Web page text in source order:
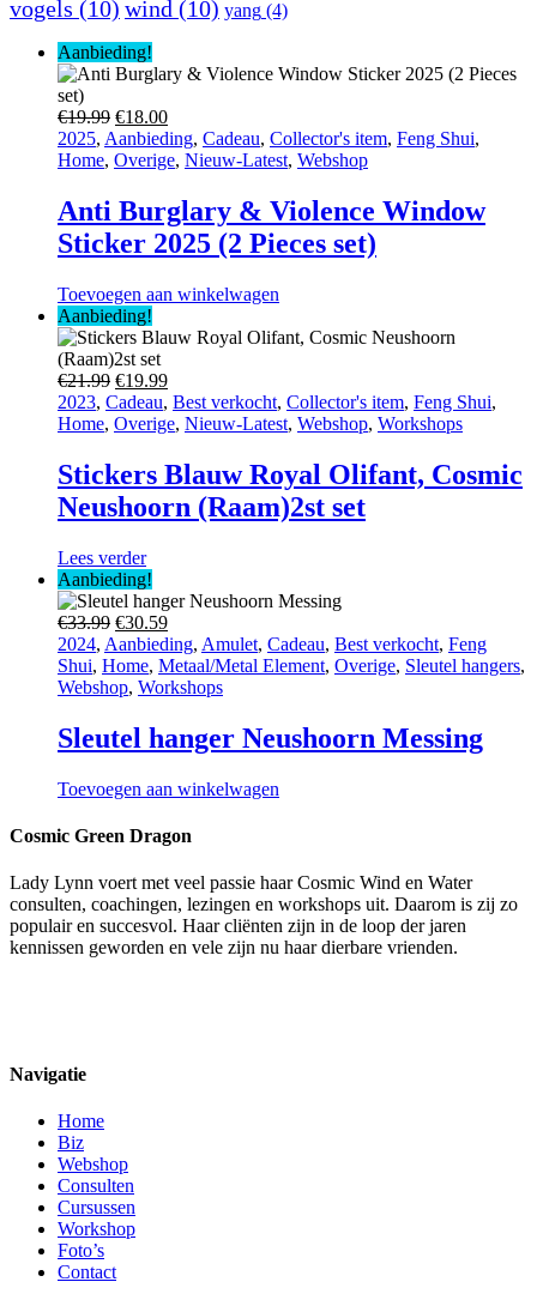
vogels (10) wind (10) yang (4)
Aanbieding!
€19.99 Oorspronkelijke
prijs
was:
€18.00Huidige
prijs
is:
2025, Aanbieding, Cadeau, Collector's item, Feng Shui,
Home, Overige, Nieuw-Latest, Webshop
Anti Burglary & Violence Window
Sticker 2025 (2 Pieces set)
Toevoegen aan winkelwagen
Aanbieding!
€21.99 Oorspronkelijke
prijs
was:
€19.99Huidige
prijs
is:
2023, Cadeau, Best verkocht, Collector's item, Feng Shui,
Home, Overige, Nieuw-Latest, Webshop, Workshops
Stickers Blauw Royal Olifant, Cosmic
Neushoorn (Raam)2st set
Lees verder
Aanbieding!
€33.99 Oorspronkelijke
prijs
was:
€33.99.
€30.59Huidige
prijs
is:
€30.59.
2024, Aanbieding, Amulet, Cadeau, Best verkocht, Feng
Shui, Home, Metaal/Metal Element, Overige, Sleutel hangers,
Webshop, Workshops
Sleutel hanger Neushoorn Messing
Toevoegen aan winkelwagen
Cosmic Green Dragon
Lady Lynn voert met veel passie haar Cosmic Wind en Water
consulten, coachingen, lezingen en workshops uit. Daarom is zij zo
populair en succesvol. Haar cliënten zijn in de loop der jaren
kennissen geworden en vele zijn nu haar dierbare vrienden.
Navigatie
Home
Biz
Webshop
Consulten
Cursussen
Workshop
Foto’s
Contact